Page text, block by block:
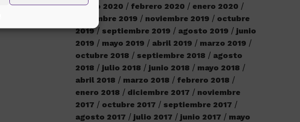
marzo 2020
febrero 2020
enero 2020
diciembre 2019
noviembre 2019
octubre
2019
septiembre 2019 agosto 2019
junio
2019
mayo 2019 abril 2019
marzo 2019
octubre 2018
septiembre 2018
agosto
2018
julio 2018 junio 2018
mayo 2018
abril 2018
marzo 2018
febrero 2018
enero 2018
diciembre 2017
noviembre
2017
octubre 2017
septiembre 2017
agosto 2017
julio 2017 junio 2017
mayo